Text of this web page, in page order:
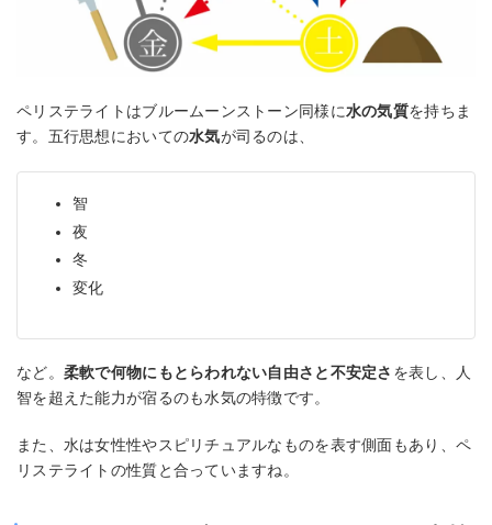
ペリステライトはブルームーンストーン同様に水の気質を持ちま
す。五行思想においての水気が司るのは、
智
夜
冬
変化
など。 柔軟で何物にもとらわれない自由さと不安定さ を表し、人
智を超えた能力が宿るのも水気の特徴です。
また、水は女性性やスピリチュアルなものを表す側面もあり、ペ
リステライトの性質と合っていますね。